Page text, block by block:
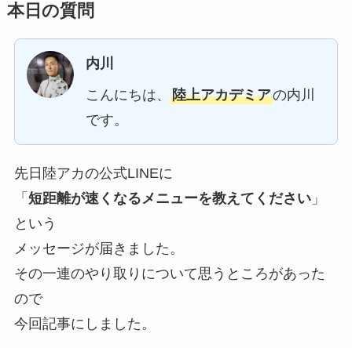
本日の質問
内川
こんにちは、 陸上アカデミアの内川
です。
先日陸アカの公式LINEに
「 短距離が速くなるメニューを教えてください」
という
メッセージが届きました。
その一連のやり取りについて思うところがあった
ので
今回記事にしました。